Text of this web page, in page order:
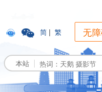
简 | 繁 无
本站